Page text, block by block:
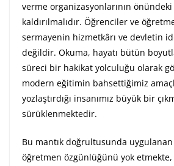
verme organizasyonlarının
kaldırılmalıdır. Öğrenciler ve
sermayenin hizmetkârı ve devletin
değildir. Okuma, hayatı bütün
süreci bir hakikat yolculuğu olarak
modern eğitimin bahsettiğimiz
yozlaştırdığı insanımız büyük bir
sürüklenmektedir.
Bu mantık doğrultusunda
öğretmen özgünlüğünü yok etmekte,